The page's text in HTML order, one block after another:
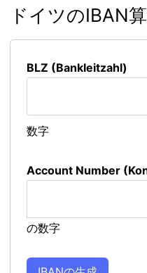
ドイツのIBAN
BLZ (Bankleitzahl)
数字
Account Number
の数字